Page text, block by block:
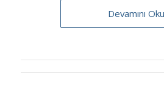
Devamını Oku